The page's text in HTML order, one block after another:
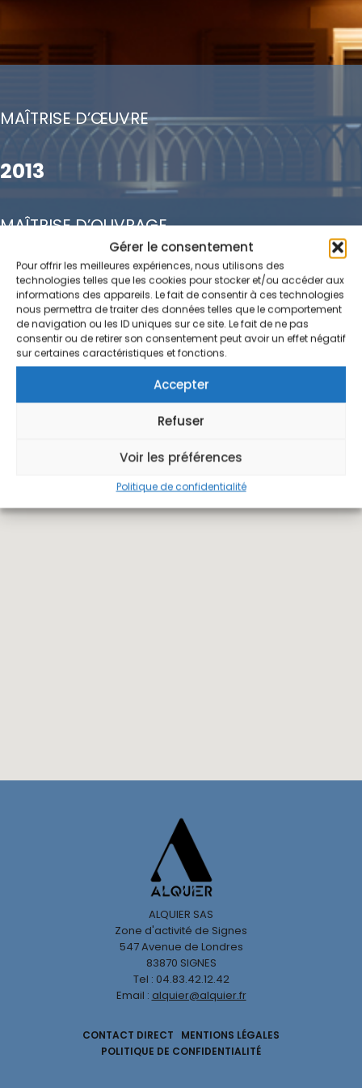
Gérer le consentement
Pour offrir les meilleures expériences, nous utilisons des
technologies telles que les cookies pour stocker et/ou accéder aux
informations des appareils. Le fait de consentir à ces technologies
nous permettra de traiter des données telles que le comportement
de navigation ou les ID uniques sur ce site. Le fait de ne pas
consentir ou de retirer son consentement peut avoir un effet négatif
sur certaines caractéristiques et fonctions.
Accepter
Refuser
Voir les préférences
Politique de confidentialité
MAÎTRISE D’ŒUVRE
2013
MAÎTRISE D’OUVRAGE
HOTEL DE PARIS SAINT-TROPEZ
ALQUIER SAS
Zone d'activité de Signes
547 Avenue de Londres
83870 SIGNES
Tel : 04.83.42.12.42
Email : alquier@alquier.fr
CONTACT DIRECT
MENTIONS LÉGALES
POLITIQUE DE CONFIDENTIALITÉ